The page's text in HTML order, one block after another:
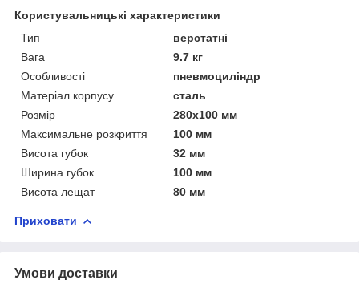
Користувальницькі характеристики
Тип
верстатні
Вага
9.7 кг
Особливості
пневмоциліндр
Матеріал корпусу
сталь
Розмір
280х100 мм
Максимальне розкриття
100 мм
Висота губок
32 мм
Ширина губок
100 мм
Висота лещат
80 мм
Приховати
Умови доставки